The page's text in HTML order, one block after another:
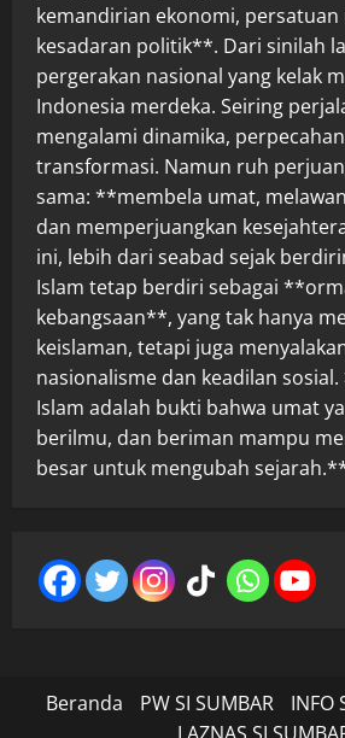
kemandirian ekonomi, persatuan
kesadaran politik**. Dari sinilah
pergerakan nasional yang kelak
Indonesia merdeka. Seiring
mengalami dinamika,
transformasi. Namun ruh
sama: **membela umat,
dan memperjuangkan
ini, lebih dari seabad sejak
Islam tetap berdiri sebagai
kebangsaan**, yang tak hanya
keislaman, tetapi juga
nasionalisme dan keadilan
Islam adalah bukti bahwa umat
berilmu, dan beriman mampu
besar untuk mengubah
Beranda PW SI SUMBAR
INFO